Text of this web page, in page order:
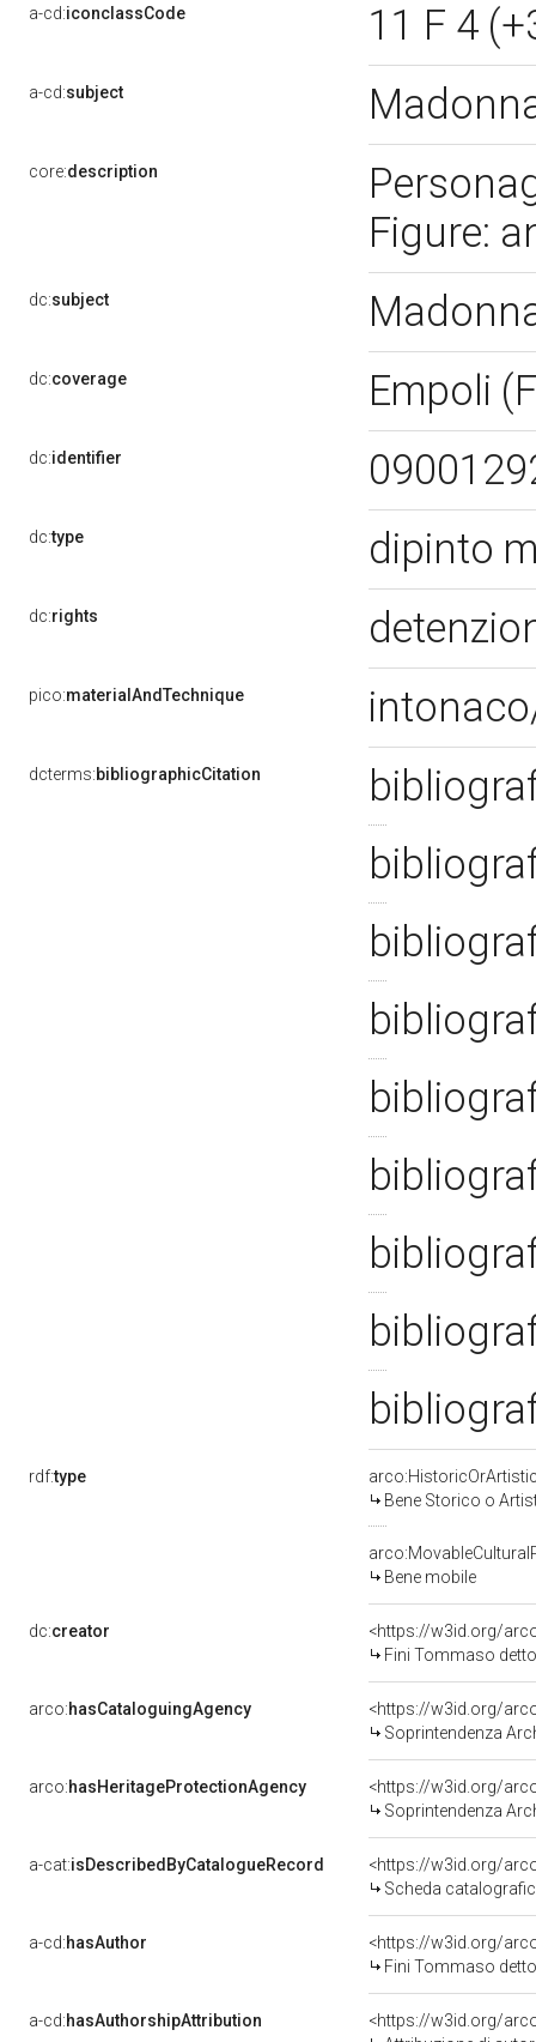
a-cd:iconclassCode 11 F 4
a-cd:subject
core:description
Figure:
dc:subject
dc:coverage Empoli
dc:identifier
dc:type dipinto
dc:rights
pico:materialAndTechnique
dcterms:bibliographicCitation
rdf:type
Bene Storico o
Bene mobile
dc:creator
<https://w3id.org/
Fini Tommaso
arco:hasCataloguingAgency
<https://w3id.org/
Soprintendenza
arco:hasHeritageProtectionAgency
<https://w3id.org/
Soprintendenza
a-cat:isDescribedByCatalogueRecord
<https://w3id.org/
Scheda
a-cd:hasAuthor
<https://w3id.org/
Fini Tommaso
a-cd:hasAuthorshipAttribution
<https://w3id.org/